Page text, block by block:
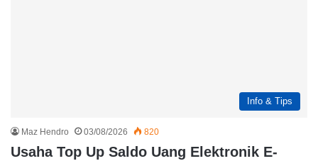
Info & Tips
Maz Hendro 03/08/2026 820
Usaha Top Up Saldo Uang Elektronik E-